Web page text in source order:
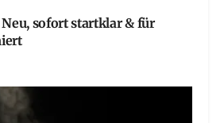
Neu, sofort startklar & für